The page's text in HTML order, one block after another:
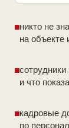
никто не
на объекте
и что
кадровые
по